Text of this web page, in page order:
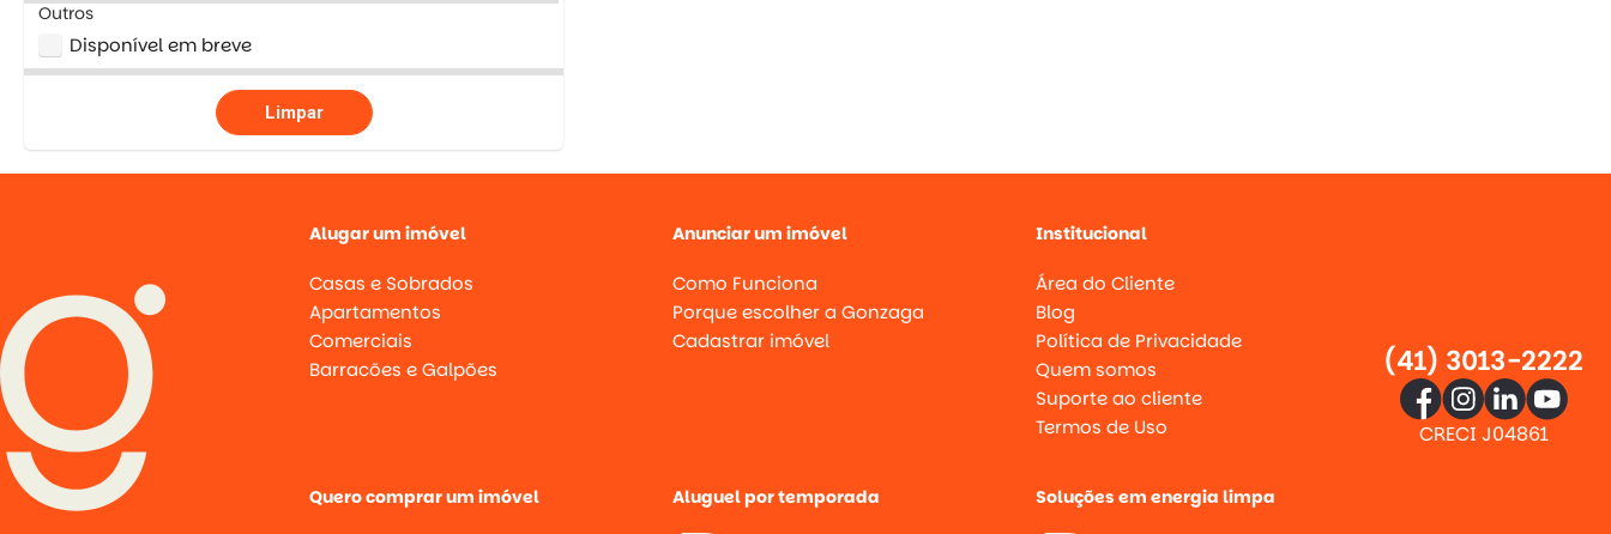
Outros
Disponível em breve
Limpar
Alugar um imóvel
Casas e Sobrados
Apartamentos
Comerciais
Barracões e Galpões
Anunciar um imóvel
Como Funciona
Porque escolher a Gonzaga
Cadastrar imóvel
Institucional
Área do Cliente
Blog
Política de Privacidade
Quem somos
Suporte ao cliente
Termos de Uso
Quero comprar um imóvel Aluguel por temporada Soluções em energia limpa
(41) 3013-2222
CRECI J04861